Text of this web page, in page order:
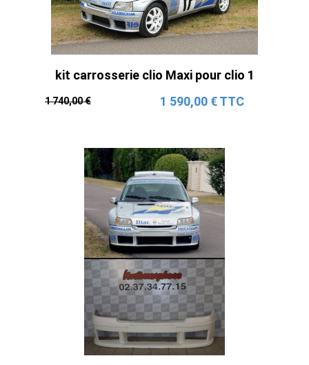
kit carrosserie clio Maxi pour clio 1
1 740,00 € 1 590,00 € TTC